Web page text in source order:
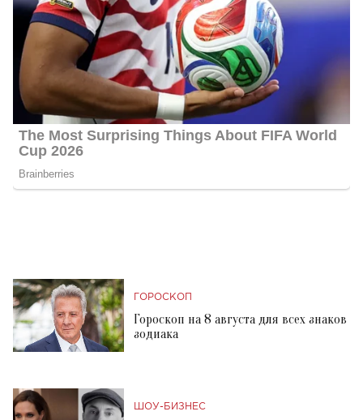
ГОРОСКОП
Гороскоп на 8 августа для всех знаков
зодиака
ШОУ-БИЗНЕС